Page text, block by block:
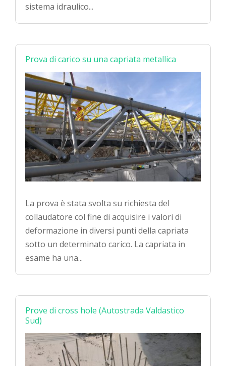
sistema idraulico...
Prova di carico su una capriata metallica
La prova è stata svolta su richiesta del
collaudatore col fine di acquisire i valori di
deformazione in diversi punti della capriata
sotto un determinato carico. La capriata in
esame ha una...
Prove di cross hole (Autostrada Valdastico
Sud)